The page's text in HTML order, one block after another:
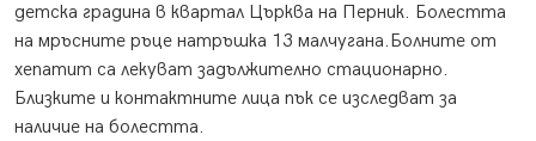
детска градина в квартал Църква на Перник. Болестта
на мръсните ръце натръшка 13 малчугана.Болните от
хепатит са лекуват задължително стационарно.
Близките и контактните лица пък се изследват за
наличие на болестта.